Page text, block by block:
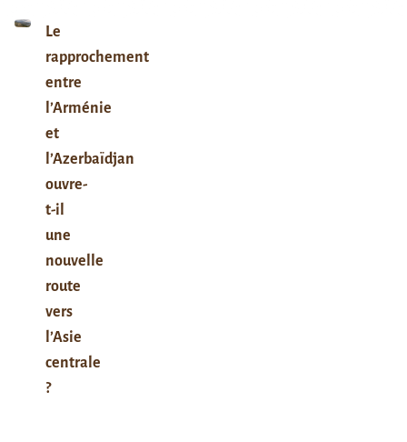
Le
rapprochement
entre
l’Arménie
et
l’Azerbaïdjan
ouvre-
t-il
une
nouvelle
route
vers
l’Asie
centrale
?